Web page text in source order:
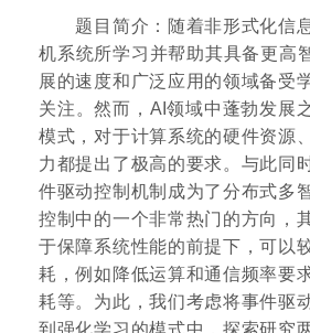
题目简介：随着非形式化信
机系统所学习并帮助其具备更高
展的速度和广泛应用的领域备受
关注。然而，AI领域中蓬勃发展
模式，对于计算系统的硬件资源
力都提出了极高的要求。与此同
件驱动控制机制成为了分布式多
控制中的一个非常热门的方向，
于保障系统性能的前提下，可以
耗，例如降低运算和通信频率要
耗等。为此，我们考虑将事件驱